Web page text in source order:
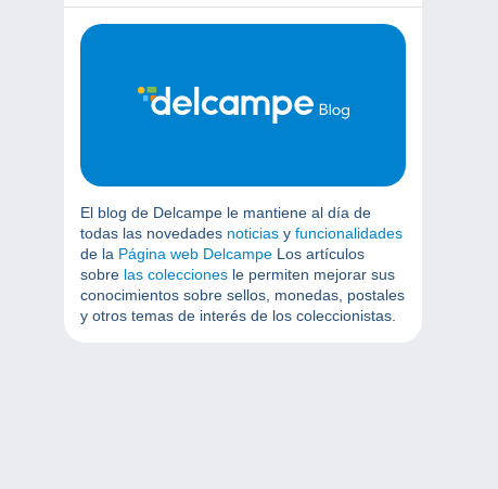
El blog de Delcampe le mantiene al día de
todas las novedades noticias y funcionalidades
de la Página web Delcampe Los artículos
sobre las colecciones le permiten mejorar sus
conocimientos sobre sellos, monedas, postales
y otros temas de interés de los coleccionistas.